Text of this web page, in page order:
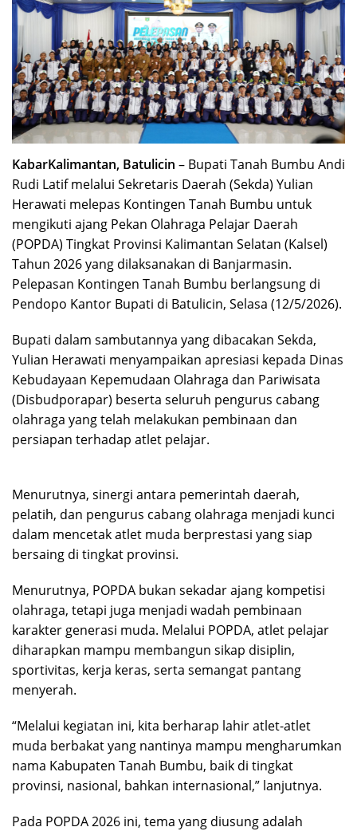
KabarKalimantan, Batulicin – Bupati Tanah Bumbu Andi
Rudi Latif melalui Sekretaris Daerah (Sekda) Yulian
Herawati melepas Kontingen Tanah Bumbu untuk
mengikuti ajang Pekan Olahraga Pelajar Daerah
(POPDA) Tingkat Provinsi Kalimantan Selatan (Kalsel)
Tahun 2026 yang dilaksanakan di Banjarmasin.
Pelepasan Kontingen Tanah Bumbu berlangsung di
Pendopo Kantor Bupati di Batulicin, Selasa (12/5/2026).
Bupati dalam sambutannya yang dibacakan Sekda,
Yulian Herawati menyampaikan apresiasi kepada Dinas
Kebudayaan Kepemudaan Olahraga dan Pariwisata
(Disbudporapar) beserta seluruh pengurus cabang
olahraga yang telah melakukan pembinaan dan
persiapan terhadap atlet pelajar.
Menurutnya, sinergi antara pemerintah daerah,
pelatih, dan pengurus cabang olahraga menjadi kunci
dalam mencetak atlet muda berprestasi yang siap
bersaing di tingkat provinsi.
Menurutnya, POPDA bukan sekadar ajang kompetisi
olahraga, tetapi juga menjadi wadah pembinaan
karakter generasi muda. Melalui POPDA, atlet pelajar
diharapkan mampu membangun sikap disiplin,
sportivitas, kerja keras, serta semangat pantang
menyerah.
“Melalui kegiatan ini, kita berharap lahir atlet-atlet
muda berbakat yang nantinya mampu mengharumkan
nama Kabupaten Tanah Bumbu, baik di tingkat
provinsi, nasional, bahkan internasional,” lanjutnya.
Pada POPDA 2026 ini, tema yang diusung adalah